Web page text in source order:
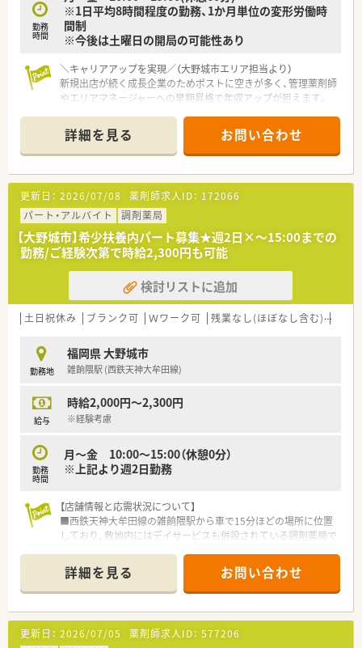
勤務
時間
※1日平均8時間程度の勤務、1か月単位の変形労働時
間制
※今後は土曜日の開局の可能性あり
＼キャリアアップを実現／（大野城市エリア担当より）
新規出店が続く成長企業のためポストに空きが多く、管理薬剤師
やエリアマネージャーへの早期昇格で年収アップが狙えます。
【店舗情報と応需状況について】
■水城駅から車で12分の立地にあり、マイカー通勤が推奨され
ているため毎日の通勤も非常にスムーズです。
■処方箋は面対応で1日あたり30枚以上を応需しており、幅広い
科目の処方箋に触れて経験を積むことが可能です。
■薬剤師は常勤3名と非常勤1名が在籍し、調剤事務は非常勤1名
体制で運営を行っている店舗です。
【募集背景と求める人物像について】
■今後の店舗数の増加と事業拡大を見据え、将来の管理薬剤師候
補として活躍していただける正社員を増員募集します。
■病院や調剤薬局での実務経験があり、在宅業務やかかりつけ薬
剤師、OTC販売に抵抗なく取り組める方を求めています。
■事務不在の環境でもレセプト等の入力業務を意欲的に覚えて、
【法人特徴について】
■イオン九州とウエルシアホールディングスが共同出資して設
■生鮮スーパーとドラッグストアを融合させた新業態の店舗を、
福岡県内から九州全域へ順次拡大する計画です。
員がフラットな状態から立ち上げに携われます。
詳細を見る お問い合わせ
更新日： 2026/07/08 薬剤師求人ID： 172066
パート・アルバイト
調剤薬局
【大野城市】希少扶養内パート募集★週2日×～15:00までの
勤務/ご経験次第で時給2,300円も可能
検討リストに追加
土日祝休み ブランク可 Ｗワーク可 残業なし(ほぼなし含む)
勤務地
福岡県 大野城市
雑餉隈駅 (西鉄天神大牟田線)
給与
時給2,000円～2,300円
※経験考慮
勤務
時間
月～金 10:00～15:00（休憩0分）
※上記より週2日勤務
【店舗情報と応需状況について】
■西鉄天神大牟田線の雑餉隈駅から車で15分ほどの場所に位置
しており、敷地内にはデイサービスも併設されている調剤薬局で
■外来は1日20枚から30枚程度で内科がメインですが、施設在宅
や個人宅の応需があり地域の拠点となっています。
■人員体制は薬剤師が常勤2名とパート1名に加え、事務員が2名
在籍しており、常時薬剤師2名以上の手厚い配置で安心です。
【法人特徴について】
詳細を見る お問い合わせ
更新日： 2026/07/05 薬剤師求人ID： 577206